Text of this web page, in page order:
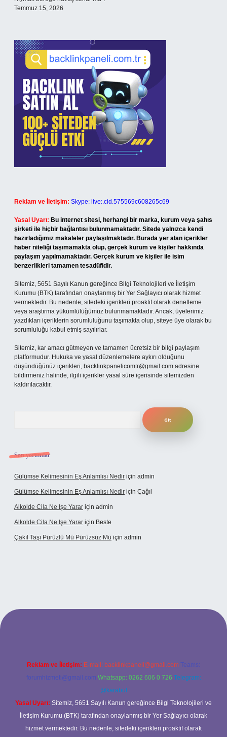
Temmuz 15, 2026
Reklam ve İletişim: Skype: live:.cid.575569c608265c69
Yasal Uyarı: Bu internet sitesi, herhangi bir marka, kurum veya şahıs
şirketi ile hiçbir bağlantısı bulunmamaktadır. Sitede yalnızca kendi
hazırladığımız makaleler paylaşılmaktadır. Burada yer alan içerikler
haber niteliği taşımamakta olup, gerçek kurum ve kişiler hakkında
paylaşım yapılmamaktadır. Gerçek kurum ve kişiler ile isim
benzerlikleri tamamen tesadüfidir.
Sitemiz, 5651 Sayılı Kanun gereğince Bilgi Teknolojileri ve İletişim
Kurumu (BTK) tarafından onaylanmış bir Yer Sağlayıcı olarak hizmet
vermektedir. Bu nedenle, sitedeki içerikleri proaktif olarak denetleme
veya araştırma yükümlülüğümüz bulunmamaktadır. Ancak, üyelerimiz
yazdıkları içeriklerin sorumluluğunu taşımakta olup, siteye üye olarak bu
sorumluluğu kabul etmiş sayılırlar.
Sitemiz, kar amacı gütmeyen ve tamamen ücretsiz bir bilgi paylaşım
platformudur. Hukuka ve yasal düzenlemelere aykırı olduğunu
düşündüğünüz içerikleri, backlinkpanelicomtr@gmail.com adresine
bildirmeniz halinde, ilgili içerikler yasal süre içerisinde sitemizden
kaldırılacaktır.
Son yorumlar
Gülümse Kelimesinin Eş Anlamlısı Nedir için admin
Gülümse Kelimesinin Eş Anlamlısı Nedir için Çağıl
Alkolde Cila Ne Işe Yarar için admin
Alkolde Cila Ne Işe Yarar için Beste
Çakıl Taşı Pürüzlü Mü Pürüzsüz Mü için admin
Reklam ve İletişim: E-mail: backlinkpaneli@gmail.com Teams:
forumhizmeti@gmail.com Whatsapp: 0262 606 0 726 Telegram:
@karabul
Yasal Uyarı: Sitemiz, 5651 Sayılı Kanun gereğince Bilgi Teknolojileri ve
İletişim Kurumu (BTK) tarafından onaylanmış bir Yer Sağlayıcı olarak
hizmet vermektedir. Bu nedenle, sitedeki içerikleri proaktif olarak